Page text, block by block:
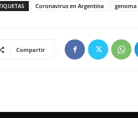
Coronavirus en Argentina genoma
Compartir